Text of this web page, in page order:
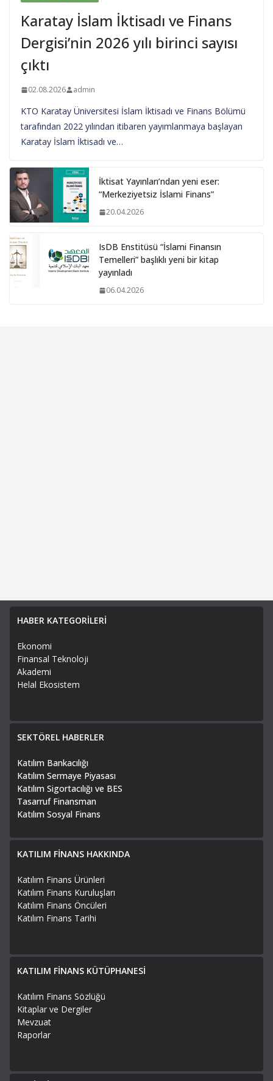
Karatay İslam İktisadı ve Finans
Dergisi’nin 2026 yılı birinci sayısı
çıktı
02.08.2026 admin
KTO Karatay Üniversitesi İslam İktisadı ve Finans Bölümü
tarafından 2022 yılından itibaren yayımlanmaya başlayan
Karatay İslam İktisadı ve…
İktisat Yayınları’ndan yeni eser:
“Merkeziyetsiz İslami Finans”
20.04.2026
IsDB Enstitüsü “İslami Finansın
Temelleri” başlıklı yeni bir kitap
yayınladı
06.04.2026
HABER KATEGORİLERİ
Ekonomi
Finansal Teknoloji
Akademi
Helal Ekosistem
SEKTÖREL HABERLER
Katılım Bankacılığı
Katılım Sermaye Piyasası
Katılım Sigortacılığı ve BES
Tasarruf Finansman
Katılım Sosyal Finans
KATILIM FİNANS HAKKINDA
Katılım Finans Ürünleri
Katılım Finans Kuruluşları
Katılım Finans Öncüleri
Katılım Finans Tarihi
KATILIM FİNANS KÜTÜPHANESİ
Katılım Finans Sözlüğü
Kitaplar ve Dergiler
Mevzuat
Raporlar